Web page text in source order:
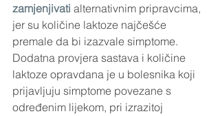
zamjenjivati alternativnim pripravcima,
jer su količine laktoze najčešće
premale da bi izazvale simptome.
Dodatna provjera sastava i količine
laktoze opravdana je u bolesnika koji
prijavljuju simptome povezane s
određenim lijekom, pri izrazitoj